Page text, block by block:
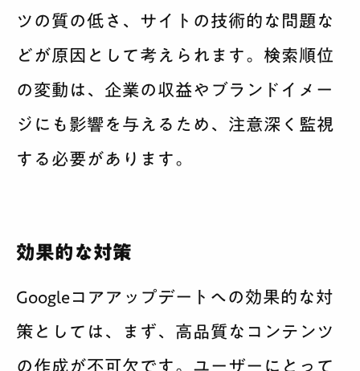
ツの質の低さ、サイトの技術的な問題な
どが原因として考えられます。検索順位
の変動は、企業の収益やブランドイメー
ジにも影響を与えるため、注意深く監視
する必要があります。
効果的な対策
Googleコアアップデートへの効果的な対
策としては、まず、高品質なコンテンツ
の作成が不可欠です。ユーザーにとって